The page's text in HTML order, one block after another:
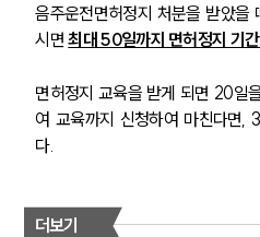
그룹
음주운전면허정지 처분을 받았을
시면 최대 50일까지 면허정지 기
면허정지 교육을 받게 되면 20일
여 교육까지 신청하여 마친다면,
다.
더보기